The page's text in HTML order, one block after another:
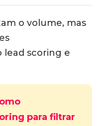
o volume, mas
scoring e
para filtrar